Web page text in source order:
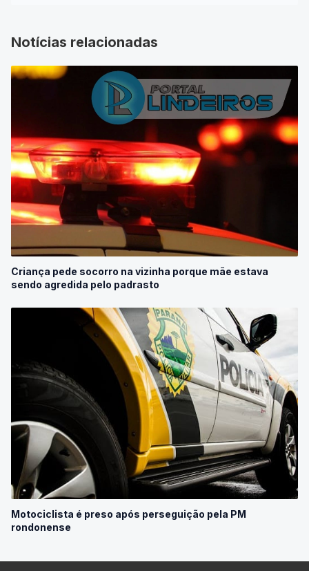
Notícias relacionadas
Criança pede socorro na vizinha porque mãe estava
sendo agredida pelo padrasto
Motociclista é preso após perseguição pela PM